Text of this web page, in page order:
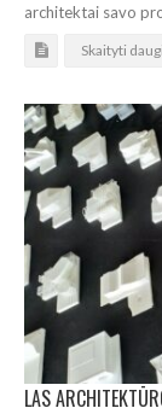
architektai savo
Skaityti